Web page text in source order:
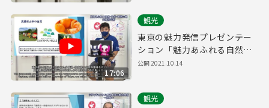
17:06
観光
東京の魅力発信プレゼンテー
ション「魅力あふれる自然・
文化・観光の地 武蔵村山市」
公開2021.10.14
観光